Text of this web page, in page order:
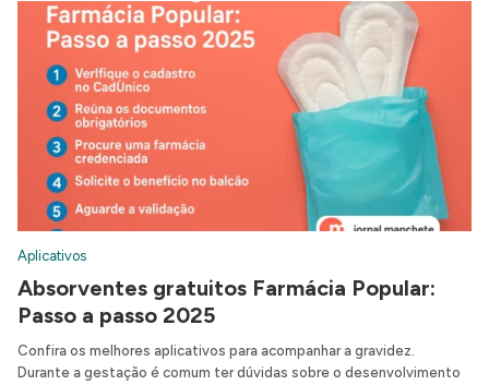
Aplicativos
Absorventes gratuitos Farmácia Popular:
Passo a passo 2025
Confira os melhores aplicativos para acompanhar a gravidez.
Durante a gestação é comum ter dúvidas sobre o desenvolvimento